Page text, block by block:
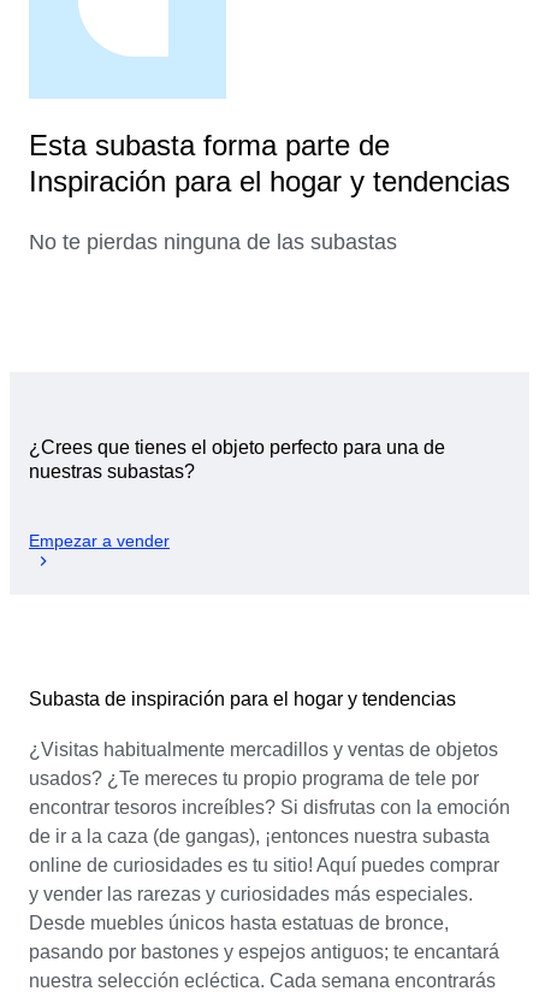
Esta subasta forma parte de
Inspiración para el hogar y tendencias
No te pierdas ninguna de las subastas
¿Crees que tienes el objeto perfecto para una de
nuestras subastas?
Empezar a vender
Subasta de inspiración para el hogar y tendencias
¿Visitas habitualmente mercadillos y ventas de objetos
usados? ¿Te mereces tu propio programa de tele por
encontrar tesoros increíbles? Si disfrutas con la emoción
de ir a la caza (de gangas), ¡entonces nuestra subasta
online de curiosidades es tu sitio! Aquí puedes comprar
y vender las rarezas y curiosidades más especiales.
Desde muebles únicos hasta estatuas de bronce,
pasando por bastones y espejos antiguos; te encantará
nuestra selección ecléctica. Cada semana encontrarás